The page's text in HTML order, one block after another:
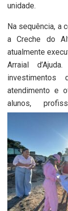
unidade.
Na sequência, a
a Creche do
atualmente
Arraial
atendimento e
alunos,